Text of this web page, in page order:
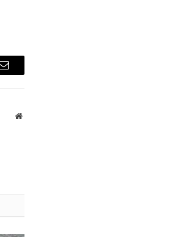
Email
Website